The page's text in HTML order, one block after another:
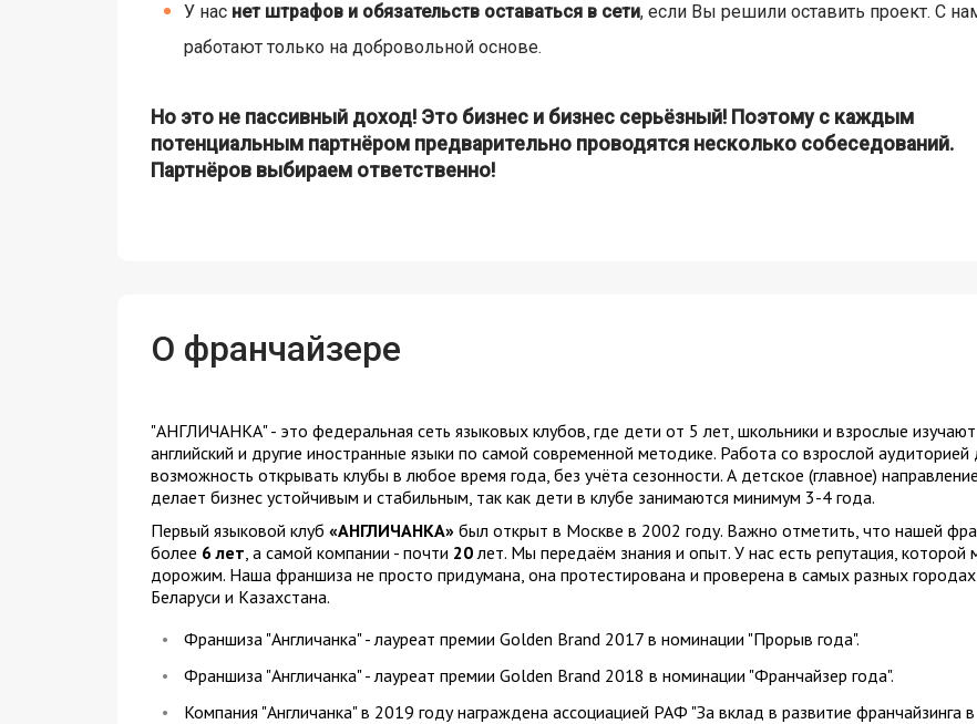
У нас нет штрафов и обязательств оставаться в сети, если Вы решили оставить проект. С
работают только на добровольной основе.
Но это не пассивный доход! Это бизнес и бизнес серьёзный! Поэтому с каждым
потенциальным партнёром предварительно проводятся несколько собеседований.
Партнёров выбираем ответственно!
О франчайзере
"АНГЛИЧАНКА" - это федеральная сеть языковых клубов, где дети от 5 лет, школьники и взрослые изучают
английский и другие иностранные языки по самой современной методике. Работа со взрослой аудиторией
возможность открывать клубы в любое время года, без учёта сезонности. А детское (главное) направление
делает бизнес устойчивым и стабильным, так как дети в клубе занимаются минимум 3-4 года.
Первый языковой клуб «АНГЛИЧАНКА»был открыт в Москве в 2002 году. Важно отметить, что нашей
более 6 лет, а самой компании - почти 20лет. Мы передаём знания и опыт. У нас есть репутация, которой
дорожим. Наша франшиза не просто придумана, она протестирована и проверена в самых разных
Беларуси и Казахстана.
Франшиза "Англичанка" - лауреат премии Golden Brand 2017 в номинации "Прорыв года".
Франшиза "Англичанка" - лауреат премии Golden Brand 2018 в номинации "Франчайзер года".
Компания "Англичанка" в 2019 году награждена ассоциацией РАФ "За вклад в развитие франчайзинга в